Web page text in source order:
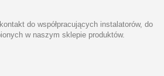
do współpracujących instalatorów, do
w naszym sklepie produktów.